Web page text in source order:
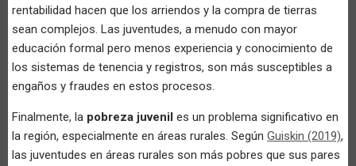
rentabilidad hacen que los arriendos y la compra de tierras
sean complejos. Las juventudes, a menudo con mayor
educación formal pero menos experiencia y conocimiento de
los sistemas de tenencia y registros, son más susceptibles a
engaños y fraudes en estos procesos.
Finalmente, la pobreza juvenil es un problema significativo en
la región, especialmente en áreas rurales. Según Guiskin (2019),
las juventudes en áreas rurales son más pobres que sus pares